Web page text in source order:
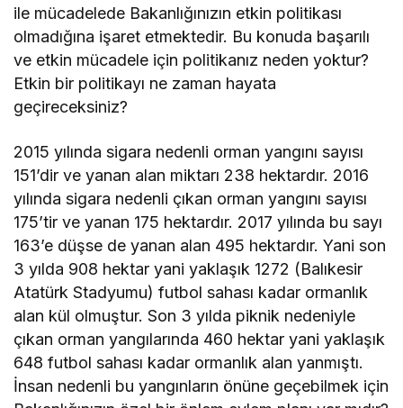
ile mücadelede Bakanlığınızın etkin politikası
olmadığına işaret etmektedir. Bu konuda başarılı
ve etkin mücadele için politikanız neden yoktur?
Etkin bir politikayı ne zaman hayata
geçireceksiniz?
2015 yılında sigara nedenli orman yangını sayısı
151’dir ve yanan alan miktarı 238 hektardır. 2016
yılında sigara nedenli çıkan orman yangını sayısı
175’tir ve yanan 175 hektardır. 2017 yılında bu sayı
163’e düşse de yanan alan 495 hektardır. Yani son
3 yılda 908 hektar yani yaklaşık 1272 (Balıkesir
Atatürk Stadyumu) futbol sahası kadar ormanlık
alan kül olmuştur. Son 3 yılda piknik nedeniyle
çıkan orman yangılarında 460 hektar yani yaklaşık
648 futbol sahası kadar ormanlık alan yanmıştı.
İnsan nedenli bu yangınların önüne geçebilmek için